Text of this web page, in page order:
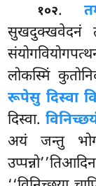
१०२.
सुखदुक्खवेदनं
लोकस्मिं
रूपेसु दिस्वा
दिस्वा.
अयं जन्तु